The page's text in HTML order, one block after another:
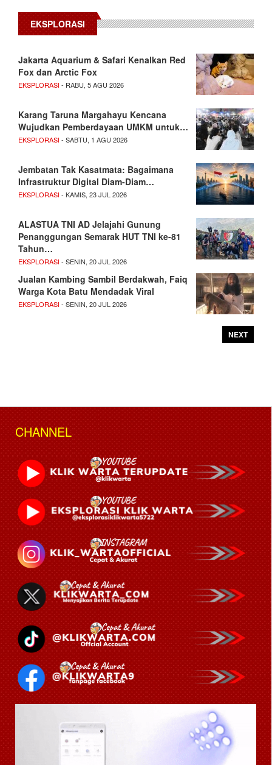
EKSPLORASI
Jakarta Aquarium & Safari Kenalkan Red
Fox dan Arctic Fox
EKSPLORASI- RABU, 5 AGU 2026
Karang Taruna Margahayu Kencana
Wujudkan Pemberdayaan UMKM untuk…
EKSPLORASI- SABTU, 1 AGU 2026
Jembatan Tak Kasatmata: Bagaimana
Infrastruktur Digital Diam-Diam…
EKSPLORASI- KAMIS, 23 JUL 2026
ALASTUA TNI AD Jelajahi Gunung
Penanggungan Semarak HUT TNI ke-81
Tahun…
EKSPLORASI- SENIN, 20 JUL 2026
Jualan Kambing Sambil Berdakwah, Faiq
Warga Kota Batu Mendadak Viral
EKSPLORASI- SENIN, 20 JUL 2026
NEXT
CHANNEL